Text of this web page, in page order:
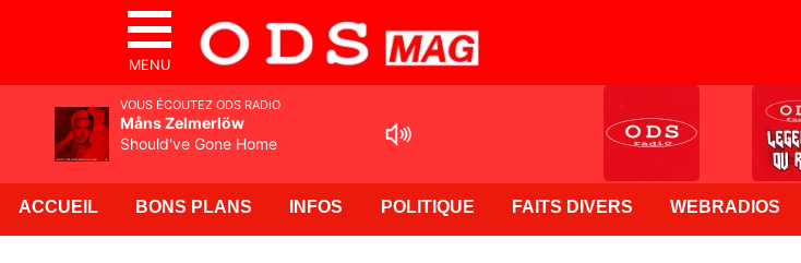
MENU
ACCUEIL BONS PLANS INFOS POLITIQUE FAITS DIVERS WEBRADIOS
VOUS ÉCOUTEZ ODS RADIO
Måns Zelmerlöw
Should've Gone Home